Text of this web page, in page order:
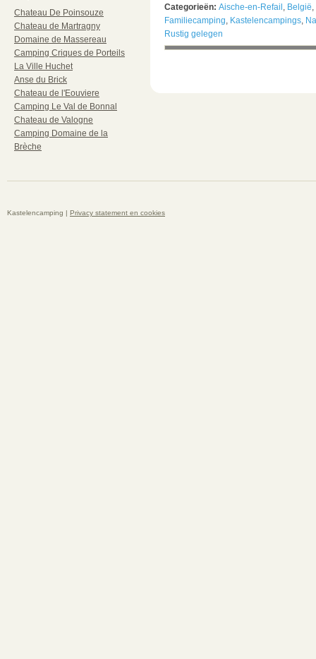
Chateau De Poinsouze
Chateau de Martragny
Domaine de Massereau
Camping Criques de Porteils
La Ville Huchet
Anse du Brick
Chateau de l'Eouviere
Camping Le Val de Bonnal
Chateau de Valogne
Camping Domaine de la
Brèche
Categorieën: Aische-en-Refail , België,
Familiecamping, Kastelencampings,
Rustig gelegen
Kastelencamping | Privacy statement en cookies